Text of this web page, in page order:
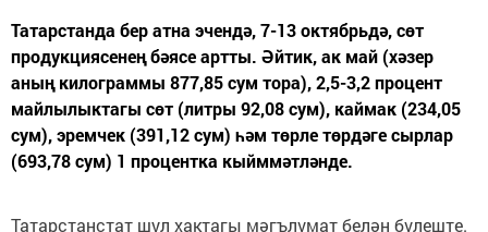
Татарстанда бер атна эчендә, 7-13 октябрьдә, сөт
продукциясенең бәясе артты. Әйтик, ак май (хәзер
аның килограммы 877,85 сум тора), 2,5-3,2 процент
майлылыктагы сөт (литры 92,08 сум), каймак (234,05
сум), эремчек (391,12 сум) һәм төрле төрдәге сырлар
(693,78 сум) 1 процентка кыйммәтләнде.
Татарстанстат шул хактагы мәгълүмат белән бүлеште.